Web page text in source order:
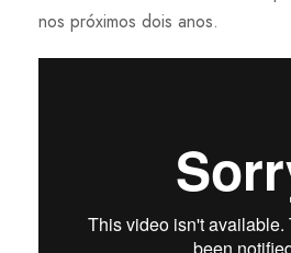
nos próximos dois anos.